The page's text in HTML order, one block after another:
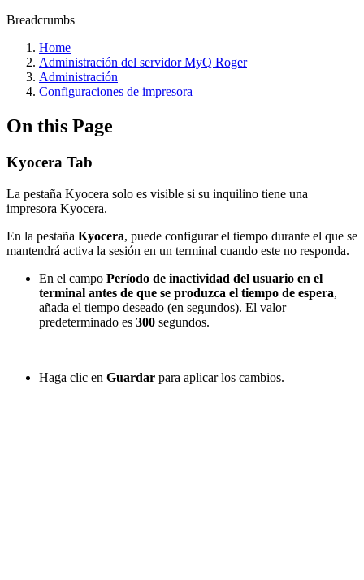
Breadcrumbs
Home
Administración del servidor MyQ Roger
Administración
Configuraciones de impresora
On this Page
Kyocera Tab
La pestaña Kyocera solo es visible si su inquilino tiene una
impresora Kyocera.
En la pestaña Kyocera, puede configurar el tiempo durante el que se
mantendrá activa la sesión en un terminal cuando este no responda.
En el campo Período de inactividad del usuario en el
terminal antes de que se produzca el tiempo de espera,
añada el tiempo deseado (en segundos). El valor
predeterminado es 300 segundos.
Haga clic en Guardar para aplicar los cambios.